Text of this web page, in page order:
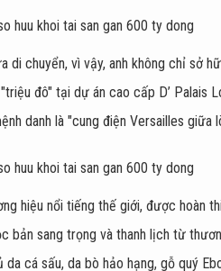
chuyển, vì vậy, anh không chỉ sở
đô" tại dự án cao cấp D’ Palais
danh là "cung điện Versailles giữa
hiệu nổi tiếng thế giới, được hoàn
sang trọng và thanh lịch từ
cá sấu, da bò hảo hạng, gỗ quý